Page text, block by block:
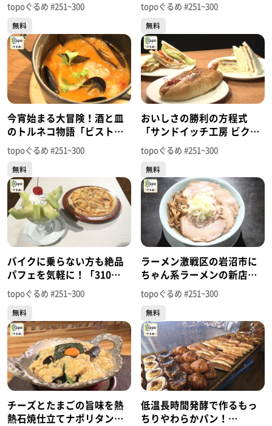
国分町）＃288【topoぐる
め】
topoぐるめ #251~300
無料
葉区中央）＃287【topoぐ
るめ】
topoぐるめ #251~300
無料
今宵始まる大冒険！酒と皿
のトルネコ物語「ビストロ
バル トルネコ」（青葉区二
日町）＃286【topoぐる
め】
topoぐるめ #251~300
無料
おいしさの勝利の方程式
「サンドイッチ工房 ビクト
リーカフェ」（名取市手倉
田堰根）＃285【topoぐる
め】
topoぐるめ #251~300
無料
バイクに乗らない方も絶品
パフェを気軽に！「310
IWANUMA･BASE」（岩沼
市吹上）＃284【topoぐる
め】
topoぐるめ #251~300
無料
ラーメン激戦区の岩沼市に
ちゃん系ラーメンの新店
が！「奥州製麺所」（岩沼
市桑原）＃283【topoぐる
め】
topoぐるめ #251~300
無料
チーズとたまごの旨味を熱
熱石焼仕立てナポリタン
低温長時間発酵で作るもっ
ちりやわらかパン！